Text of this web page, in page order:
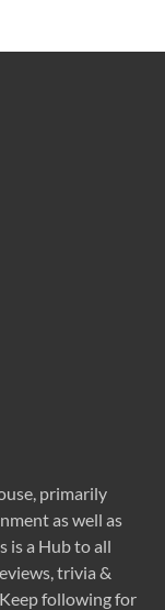
primarily
as well as
is a Hub to all
trivia &
following for